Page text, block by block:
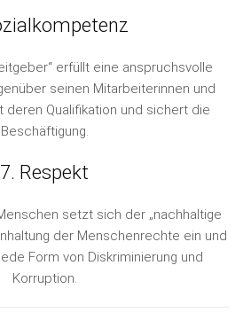
erfüllt eine anspruchsvolle
seinen Mitarbeiterinnen und
deren Qualifikation und sichert die
Beschäftigung.
7. Respekt
setzt sich der „nachhaltige
der Menschenrechte ein und
Form von Diskriminierung und
Korruption.